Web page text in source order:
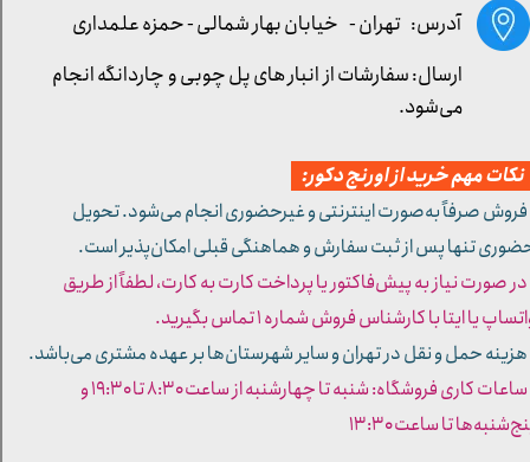
آدرس: تهران - خیابان بهار شمالی - حمزه علمداری
مهم خرید از اورنج دکور:
صرفاً به‌صورت اینترنتی و غیرحضوری انجام می‌شود. تحویل
تنها پس از ثبت سفارش و هماهنگی قبلی امکان‌پذیر است.
صورت نیاز به پیش‌فاکتور یا پرداخت کارت به کارت، لطفاً از طریق
یا ایتا با کارشناس فروش شماره ۱ تماس بگیرید.
حمل و نقل در تهران و سایر شهرستان‌ها بر عهده مشتری می‌باشد.
- ساعات کاری فروشگاه: شنبه تا چهارشنبه از ساعت ۸:۳۰ تا ۱۹:۳۰ و
تا ساعت ۱۳:۳۰​​​​​​​
ارسال: سفارشات از انبار های پل چوبی و چاردانگه انجام
می‌شود.